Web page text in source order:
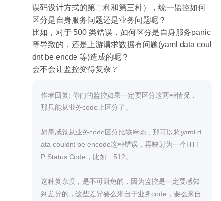
误码设计方式的第二种和第三种），统一监控如何
区分是自身服务问题还是业务问题呢？
比如，对于 500 类错误，如何区分是自身服务panic
等导致的，还是上游请求数据有问题(yaml data coul
dnt be encde 等)造成的呢？
会不会让监控变得复杂？
作者回复: 你们的监控如果一定要区分这两种情况，
那只能从业务code上区分了。
如果感觉从业务code区分比较麻烦，那可以将yaml d
ata couldnt be encode这种错误，再映射为一个HTT
P Status Code，比如：512。
这种复杂度，是不可避免的，因为监控是一定要感知
到差异的，这些差异要么来自于业务code，要么来自